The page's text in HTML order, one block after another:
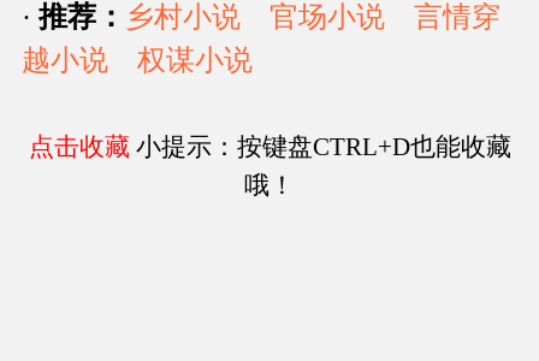
· 推荐： 乡村小说 官场小说
言情穿
越小说
权谋小说
点击收藏 小提示：按键盘CTRL+D也能收藏
哦！